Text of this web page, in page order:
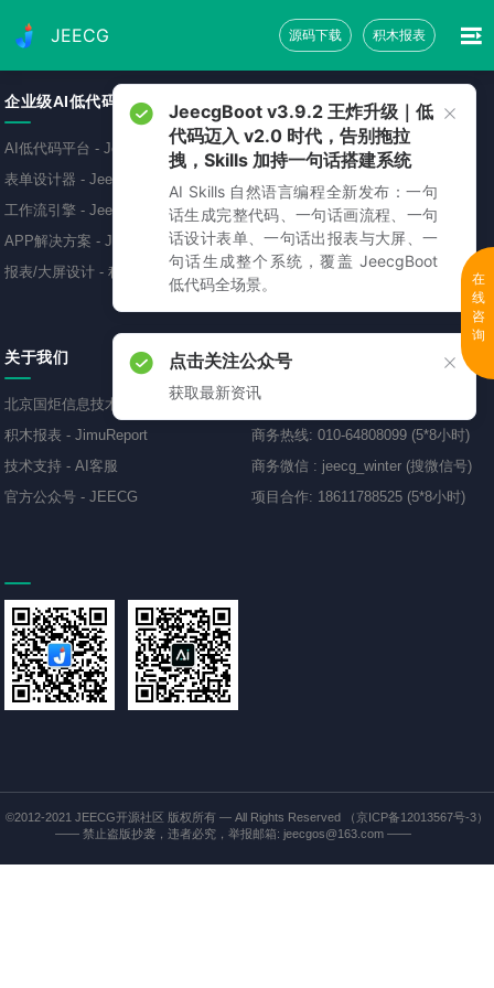
JEECG 源码下载 积木报表
企业级AI低代码平台
AI低代码平台 - JeecgBoot
表单设计器 - JeecgBoot
工作流引擎 - JeecgBoot
APP解决方案 - JeecgBoot
报表/大屏设计 - 积木报表
免费源码下载
低代码开发平台-JeecgBoot
AI应用开发平台-Jeecg-AI
报表可视化工具-JimuReport
移动开发框架 -JeecgUniapp
关于我们
北京国炬信息技术有限公司
积木报表 - JimuReport
技术支持 - AI客服
官方公众号 - JEECG
联系方式
商务QQ
商务热线: 010-64808099 (5*8小时)
商务微信 : jeecg_winter (搜微信号)
项目合作: 18611788525 (5*8小时)
©2012-2021 JEECG开源社区 版权所有 — All Rights Reserved
（京ICP备12013567号-3）
—— 禁止盗版抄袭，违者必究，举报邮箱: jeecgos@163.com ——
在
线
咨
询
JeecgBoot v3.9.2 王炸升级｜低
代码迈入 v2.0 时代，告别拖拉
拽，Skills 加持一句话搭建系统
AI Skills 自然语言编程全新发布：一句
话生成完整代码、一句话画流程、一句
话设计表单、一句话出报表与大屏、一
句话生成整个系统，覆盖 JeecgBoot
低代码全场景。
点击关注公众号
获取最新资讯